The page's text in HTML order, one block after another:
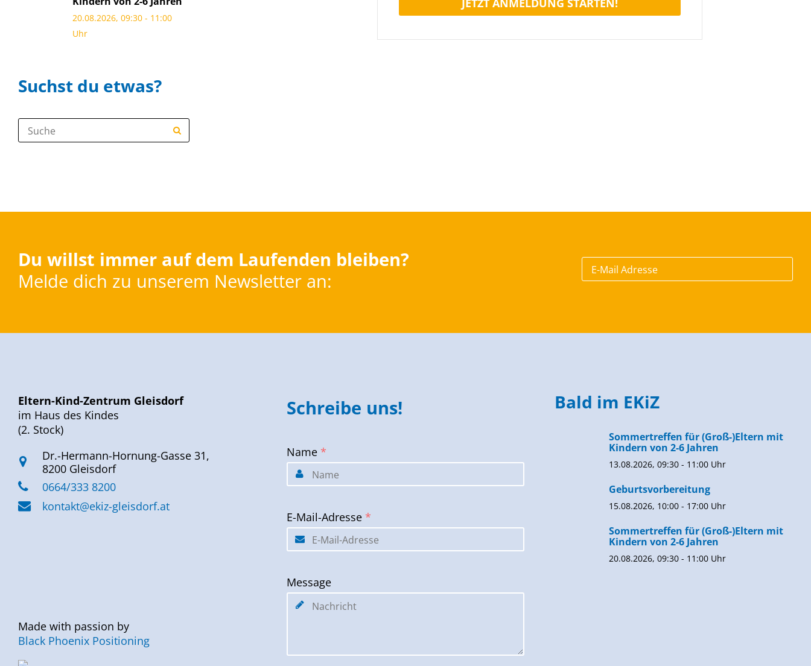
20.08.2026, 09:30 - 11:00
Uhr
Suchst du etwas?
Suche:
JETZT ANMELDUNG STARTEN!
Du willst immer auf dem Laufenden bleiben?
Melde dich zu unserem Newsletter an:
Eltern-Kind-Zentrum Gleisdorf
im Haus des Kindes
(2. Stock)
Dr.-Hermann-Hornung-Gasse 31,
8200 Gleisdorf
0664/333 8200
kontakt@ekiz-gleisdorf.at
Made with passion by
Black Phoenix Positioning
Schreibe uns!
Name *
E-Mail-Adresse *
Message
Bald im EKiZ
Sommertreffen für (Groß-)Eltern mit
Kindern von 2-6 Jahren
13.08.2026, 09:30 - 11:00 Uhr
Geburtsvorbereitung
15.08.2026, 10:00 - 17:00 Uhr
Sommertreffen für (Groß-)Eltern mit
Kindern von 2-6 Jahren
20.08.2026, 09:30 - 11:00 Uhr